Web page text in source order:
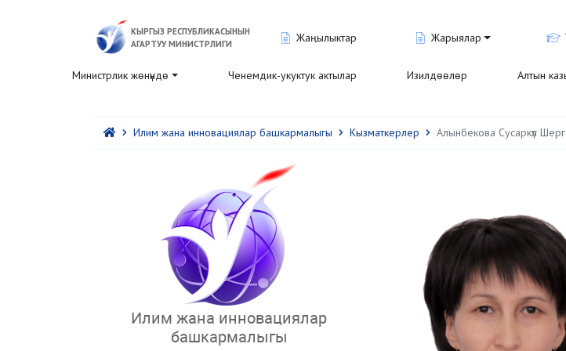
КЫРГЫЗ РЕСПУБЛИКАСЫНЫН
АГАРТУУ МИНИСТРЛИГИ
Жаңылыктар Жарыялар
Министрлик жөнүндө Ченемдик-укуктук актылар Изилдөөлөр Алтын
Илим жана инновациялар башкармалыгы Кызматкерлер Алынбекова Сусаркүл
Илим жана инновациялар
башкармалыгы